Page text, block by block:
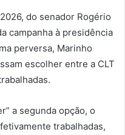
do senador Rogério
campanha à presidência
perversa, Marinho
escolher entre a CLT
a segunda opção, o
trabalhadas,